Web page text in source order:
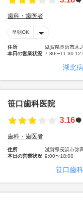
歯科・歯医者
早朝OK
住所
滋賀県長浜市木
本日の営業状況 7:30〜11:30
湖北
笹口歯科医院
3.16
歯科・歯医者
住所
滋賀県長浜市弥
本日の営業状況 9:00〜18:00
笹口歯